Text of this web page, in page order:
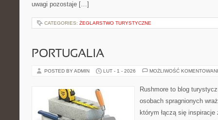
uwagi pozostaje […]
CATEGORIES: ŻEGLARSTWO TURYSTYCZNE
PORTUGALIA
POSTED BY ADMIN LUT - 1 - 2026 MOŻLIWOŚĆ
Rushmore to blog
osobach spragnionych
którym łączą się